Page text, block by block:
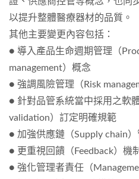
以提升整體醫療器材的品質。
其他主要變更內容包括：
● 導入產品生命週期管理（
management）概念
● 強調風險管理（Risk
● 針對品管系統當中採用之軟
validation）訂定明確規範
● 加強供應鏈（Supply chain
● 更重視回饋（Feedback）機制
● 強化管理者責任（